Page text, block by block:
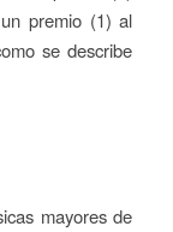
premio (1) al
se describe
mayores de